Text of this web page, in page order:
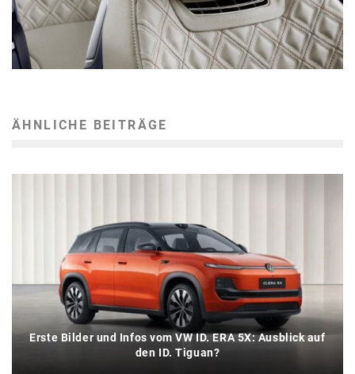
ÄHNLICHE BEITRÄGE
Erste Bilder und Infos vom VW ID. ERA 5X: Ausblick auf
den ID. Tiguan?